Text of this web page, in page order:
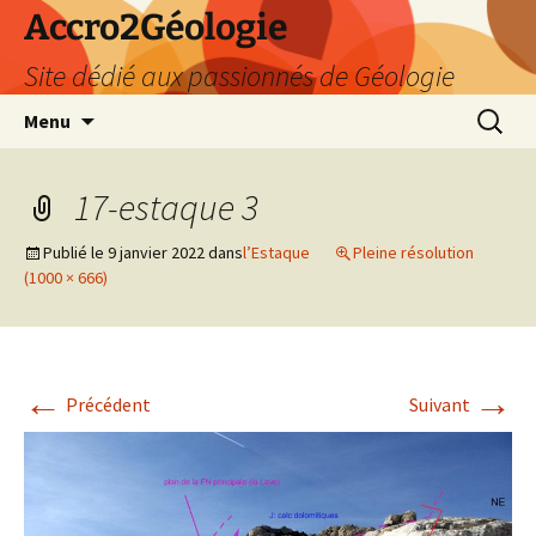
Accro2Géologie
Site dédié aux passionnés de Géologie
Menu
17-estaque 3
Publié le 9 janvier 2022dansl’Estaque
Pleine résolution
(1000 × 666)
← Précédent Suivant →